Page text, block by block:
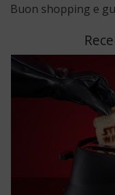
Buon shopping e